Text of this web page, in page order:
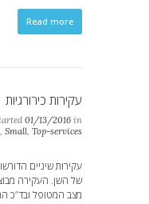
Read more
עקירות כירורגיות
01/13/2016 in
Small Top-services
עקירות שיניים
של השן. העקירה
מצב המטופל ובד”כ